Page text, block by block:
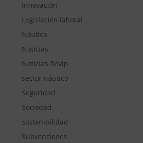
Innovación
Legislación laboral
Náutica
Noticias
Noticias Revip
sector náutico
Seguridad
Sociedad
sostenibilidad
Subvenciones